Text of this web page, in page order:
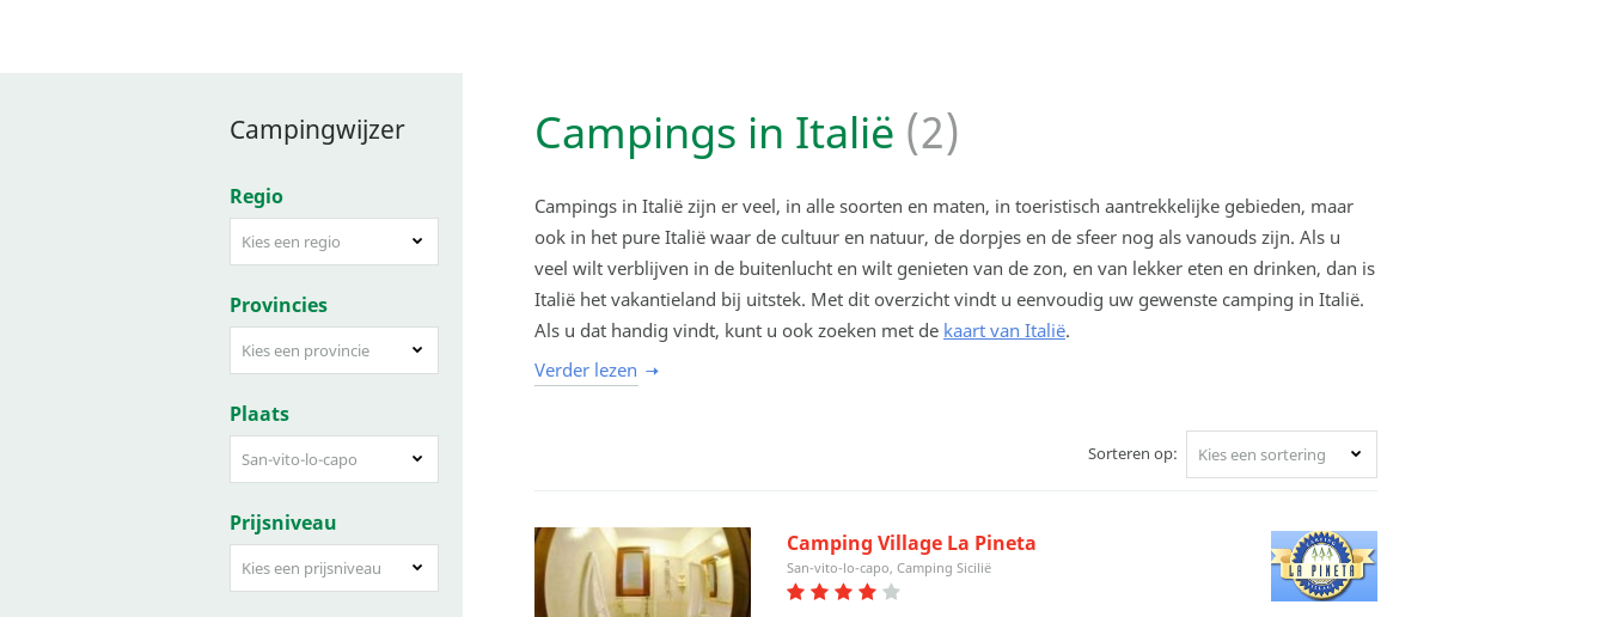
Campingwijzer
Regio
Kies een regio
Provincies
Kies een provincie
Plaats
San-vito-lo-capo
Prijsniveau
Kies een prijsniveau
Campings in Italië (2)
Campings in Italië zijn er veel, in alle soorten en maten, in toeristisch aantrekkelijke gebieden, maar
ook in het pure Italië waar de cultuur en natuur, de dorpjes en de sfeer nog als vanouds zijn. Als u
veel wilt verblijven in de buitenlucht en wilt genieten van de zon, en van lekker eten en drinken, dan is
Italië het vakantieland bij uitstek. Met dit overzicht vindt u eenvoudig uw gewenste camping in Italië.
Als u dat handig vindt, kunt u ook zoeken met de kaart van Italië.
Verder lezen
Sorteren op: Kies een sortering
Camping Village La Pineta
San-vito-lo-capo, Camping Sicilië